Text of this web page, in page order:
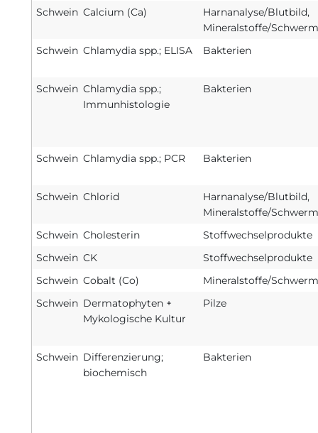
Schwein Calcium (Ca)
Harnanalyse/Blutbild,
Mineralstoffe/
Schwein Chlamydia spp.; ELISA Bakterien
Schwein Chlamydia spp.;
Immunhistologie
Bakterien
Schwein Chlamydia spp.; PCR Bakterien
Schwein Chlorid
Harnanalyse/Blutbild,
Mineralstoffe/
Schwein Cholesterin
Stoffwechselprodukte
Schwein CK
Stoffwechselprodukte
Schwein Cobalt (Co)
Mineralstoffe/
Schwein Dermatophyten +
Mykologische Kultur
Pilze
Schwein Differenzierung;
biochemisch
Bakterien